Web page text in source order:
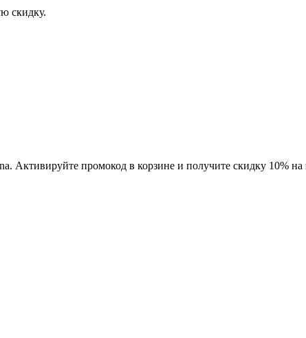
скидку.
Активируйте промокод в корзине и получите скидку 10% на